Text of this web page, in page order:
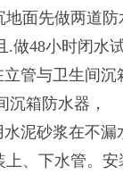
先做两道防
48小时闭水试
与卫生间沉箱
沉箱防水器，
砂浆在不漏水
下水管。安装